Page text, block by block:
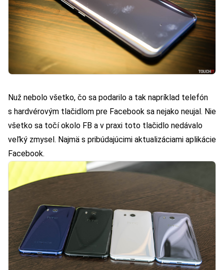
Nuž nebolo všetko, čo sa podarilo a tak napríklad telefón
s hardvérovým tlačidlom pre Facebook sa nejako neujal. Nie
všetko sa točí okolo FB a v praxi toto tlačidlo nedávalo
veľký zmysel. Najmä s pribúdajúcimi aktualizáciami aplikácie
Facebook.